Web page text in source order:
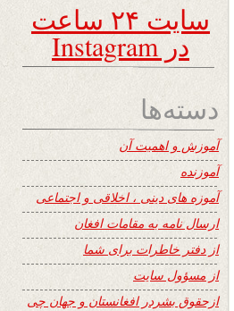
سایت ۲۴ ساعت
در Instagram
دسته‌ها
آموزش و اهمیت آن
آموزنده
آموزه های دینی ، اخلاقی و اجتماعی
ارسال نامه به مقامات افغان
از دفتر خاطرات برای شما
از مسؤول سایت
ازحقوق بشردر افغانستان و جهان چی